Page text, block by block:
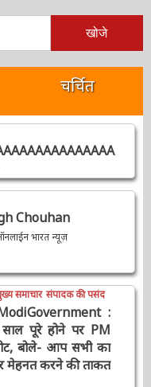
चर्चित
Chouhan
भारत न्यूज़
समाचार
:
पूरे होने पर PM
बोले- आप सभी का
मेहनत करने की